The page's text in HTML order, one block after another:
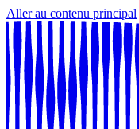
Aller au contenu principal